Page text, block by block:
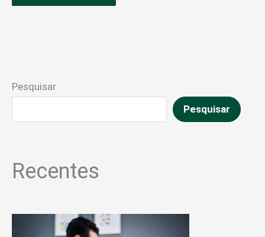
Pesquisar
Pesquisar
Recentes